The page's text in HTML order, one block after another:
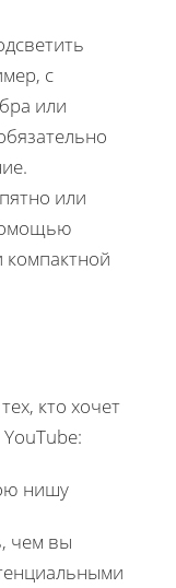
с
или
или
кто хочет
нишу
чем вы